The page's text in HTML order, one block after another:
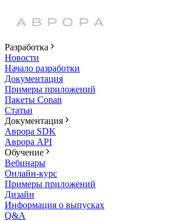
Разработка
Новости
Начало разработки
Документация
Примеры приложений
Пакеты Conan
Статьи
Документация
Аврора SDK
Аврора API
Обучение
Вебинары
Онлайн-курс
Примеры приложений
Дизайн
Информация о выпусках
Q&A